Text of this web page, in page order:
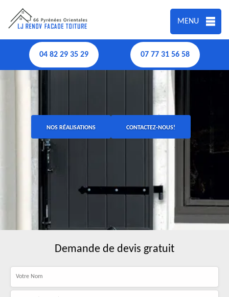
MENU
04 82 29 35 29 07 77 31 56 58
NOS RÉALISATIONS CONTACTEZ-NOUS!
Demande de devis gratuit